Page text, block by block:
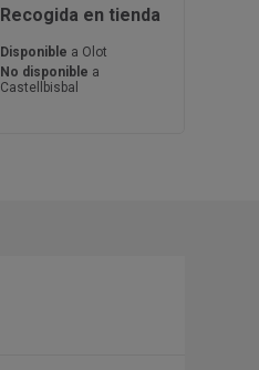
Recogida en tienda
Disponible a Olot
No disponible a
Castellbisbal